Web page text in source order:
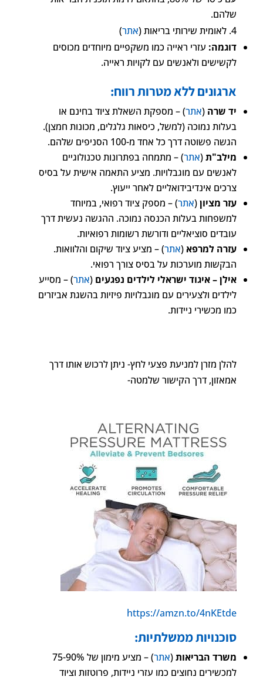
שלהם.
לאומית שירותי בריאות (אתר)
דוגמה: עזרי ראייה כמו משקפיים מיוחדים מכוסים
לקשישים ולאנשים עם לקויות ראייה.
ארגונים ללא מטרות רווח:
יד שרה (אתר) – מספקת השאלת ציוד בחינם או
בעלות נמוכה (למשל, כיסאות גלגלים, מכונות חמצן).
הגשה פשוטה דרך כל אחד מ-100 הסניפים שלהם.
מילב"ת(אתר) – מתמחה בפתרונות טכנולוגיים
לאנשים עם מוגבלויות. מציע התאמה אישית על בסיס
צרכים אינדיבידואליים לאחר ייעוץ.
עזר מציון(אתר) – מספק ציוד רפואי, במיוחד
למשפחות בעלות הכנסה נמוכה. ההגשה נעשית דרך
עובדים סוציאליים ודורשת רשומות רפואיות.
עזרה למרפא(אתר) – מציע ציוד שיקום והלוואות.
הבקשות מוערכות על בסיס צורך רפואי.
אילן – איגוד ישראלי לילדים נפגעים (אתר) – מסייע
לילדים ולצעירים עם מוגבלויות פיזיות בהשגת אביזרים
כמו מכשירי ניידות.
להלן מזרן למניעת פצעי לחץ- ניתן לרכוש אותו דרך
אמאזון, דרך הקישור שלמטה-
https://amzn.to/4nKEtde
סוכנויות ממשלתיות:
משרד הבריאות(אתר
) – מציע מימון של 75-90%
למכשירים נחוצים כמו עזרי ניידות, פרוטזות וציוד